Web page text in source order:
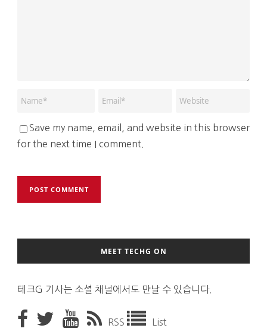
Save my name, email, and website in this browser
for the next time I comment.
MEET TECHG ON
테크G 기사는 소셜 채널에서도 만날 수 있습니다.
RSS List